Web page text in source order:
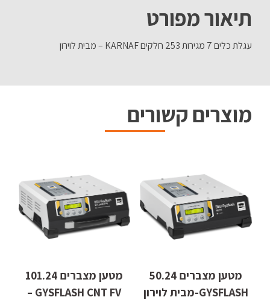
תיאור מפורט
עגלת כלים 7 מגירות 253 חלקים KARNAF – מבית לוירון
מוצרים קשורים
מטען מצברים 50.24
GYSFLASH-מבית לוירון
מטען מצברים 101.24
GYSFLASH CNT FV –